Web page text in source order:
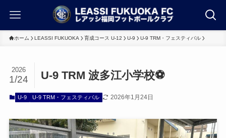
ホーム LEASSI FUKUOKA 育成コース U-12 U-9 U-9 TRM・フェスティバル
U-9 TRM 波多江小学校⚽
2026
1/24
U-9 U-9 TRM・フェスティバル 2026年1月24日